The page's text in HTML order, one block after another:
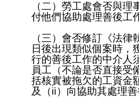
（二）勞工處會否與
付他們協助處理善後工
（三）會否修訂《法
日後出現類似個案時，
行的善後工作的中介人
員工（不論是否直接受
括核實被拖欠的工資金
及（ii）‍向協助其處理